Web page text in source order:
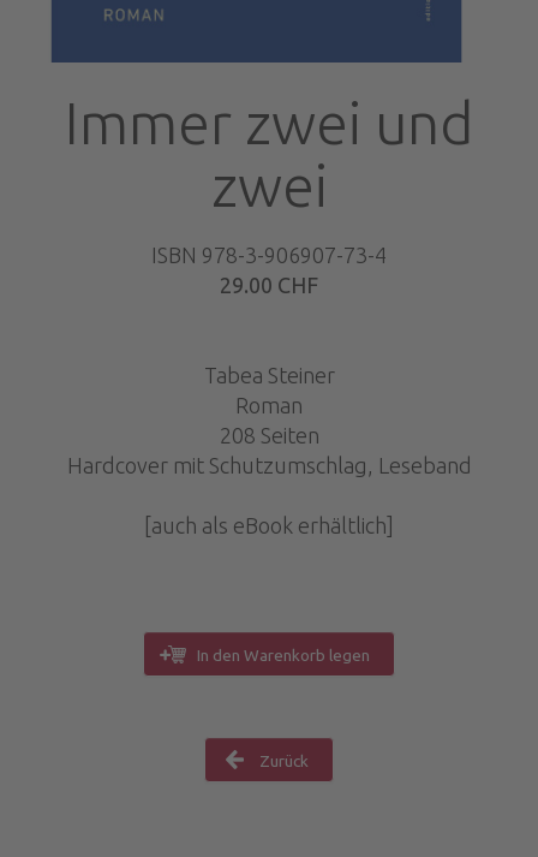
Immer zwei und
zwei
ISBN 978-3-906907-73-4
29.00 CHF
Tabea Steiner
Roman
208 Seiten
Hardcover mit Schutzumschlag, Leseband
[auch als eBook erhältlich]
In den Warenkorb legen
Zurück